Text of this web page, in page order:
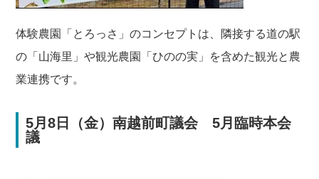
体験農園「とろっさ」のコンセプトは、隣接する道の駅
の「山海里」や観光農園「ひのの実」を含めた観光と農
業連携です。
5月8日（金）南越前町議会 5月臨時本会
議